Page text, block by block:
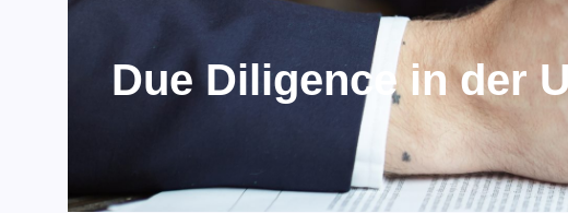
Due Diligence in der